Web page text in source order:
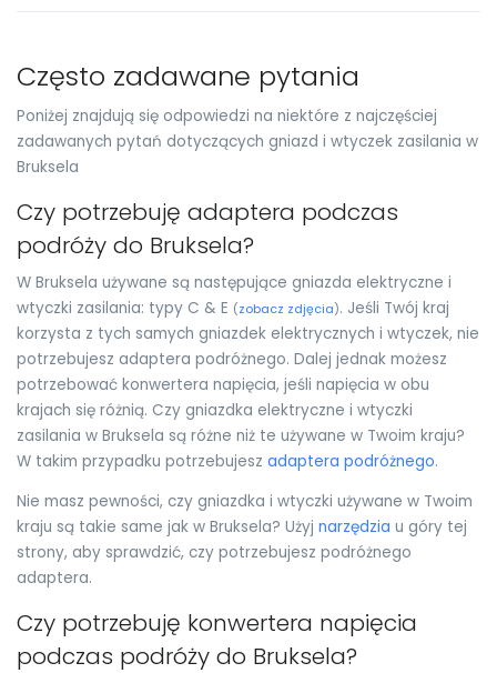
Często zadawane pytania
Poniżej znajdują się odpowiedzi na niektóre z najczęściej
zadawanych pytań dotyczących gniazd i wtyczek zasilania w
Bruksela
Czy potrzebuję adaptera podczas
podróży do Bruksela?
W Bruksela używane są następujące gniazda elektryczne i
wtyczki zasilania: typy C & E (zobacz zdjęcia). Jeśli Twój kraj
korzysta z tych samych gniazdek elektrycznych i wtyczek, nie
potrzebujesz adaptera podróżnego. Dalej jednak możesz
potrzebować konwertera napięcia, jeśli napięcia w obu
krajach się różnią. Czy gniazdka elektryczne i wtyczki
zasilania w Bruksela są różne niż te używane w Twoim kraju?
W takim przypadku potrzebujesz adaptera podróżnego.
Nie masz pewności, czy gniazdka i wtyczki używane w Twoim
kraju są takie same jak w Bruksela? Użyj narzędzia u góry tej
strony, aby sprawdzić, czy potrzebujesz podróżnego
adaptera.
Czy potrzebuję konwertera napięcia
podczas podróży do Bruksela?